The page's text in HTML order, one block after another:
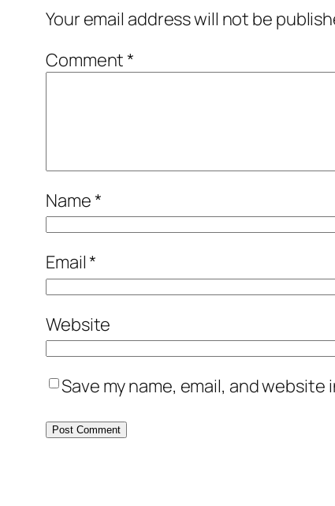
Your email address will not be
Comment*
Name*
Email*
Website
Save my name, email, and